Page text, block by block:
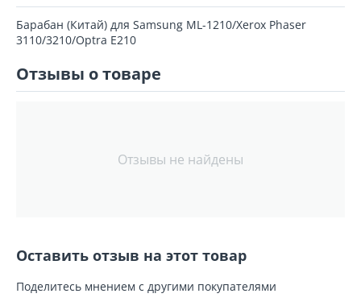
Барабан (Китай) для Samsung ML-1210/Xerox Phaser
3110/3210/Optra E210
Отзывы о товаре
Отзывы не найдены
Оставить отзыв на этот товар
Поделитесь мнением с другими покупателями